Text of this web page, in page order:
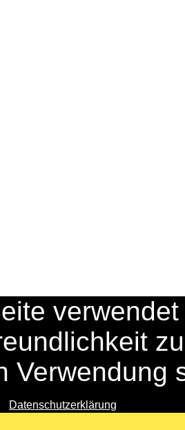
Verwendung
Datenschutzerklärung